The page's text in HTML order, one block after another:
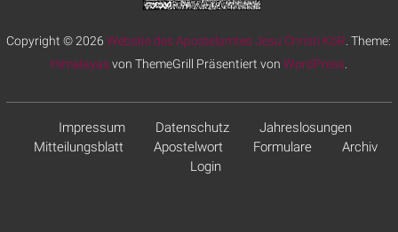
Copyright © 2026Website des Apostelamtes Jesu Christi KöR. Theme:
Himalayasvon ThemeGrill Präsentiert von WordPress.
Impressum Datenschutz
Jahreslosungen
Mitteilungsblatt
Apostelwort Formulare
Archiv
Login